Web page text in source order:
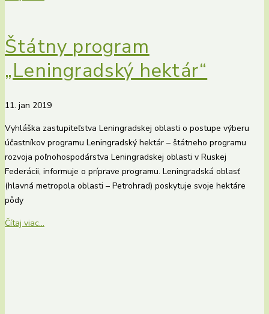
Štátny program
„Leningradský hektár“
11. jan 2019
Vyhláška zastupiteľstva Leningradskej oblasti o postupe výberu
účastníkov programu Leningradský hektár – štátneho programu
rozvoja poľnohospodárstva Leningradskej oblasti v Ruskej
Federácii, informuje o príprave programu. Leningradská oblasť
(hlavná metropola oblasti – Petrohrad) poskytuje svoje hektáre
pôdy
Čítaj viac...